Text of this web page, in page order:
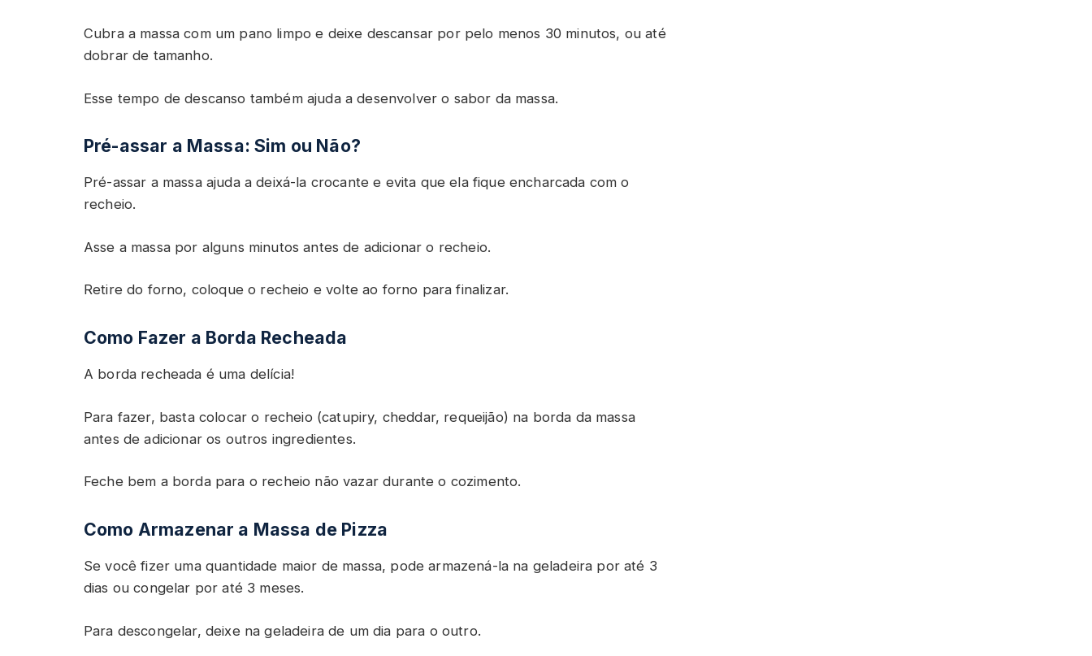
Cubra a massa com um pano limpo e deixe descansar por pelo menos 30 minutos, ou até
dobrar de tamanho.
Esse tempo de descanso também ajuda a desenvolver o sabor da massa.
Pré-assar a Massa: Sim ou Não?
Pré-assar a massa ajuda a deixá-la crocante e evita que ela fique encharcada com o
recheio.
Asse a massa por alguns minutos antes de adicionar o recheio.
Retire do forno, coloque o recheio e volte ao forno para finalizar.
Como Fazer a Borda Recheada
A borda recheada é uma delícia!
Para fazer, basta colocar o recheio (catupiry, cheddar, requeijão) na borda da massa
antes de adicionar os outros ingredientes.
Feche bem a borda para o recheio não vazar durante o cozimento.
Como Armazenar a Massa de Pizza
Se você fizer uma quantidade maior de massa, pode armazená-la na geladeira por até 3
dias ou congelar por até 3 meses.
Para descongelar, deixe na geladeira de um dia para o outro.